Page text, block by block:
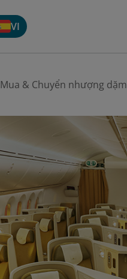
VI
Mua & Chuyển nhượng dặm